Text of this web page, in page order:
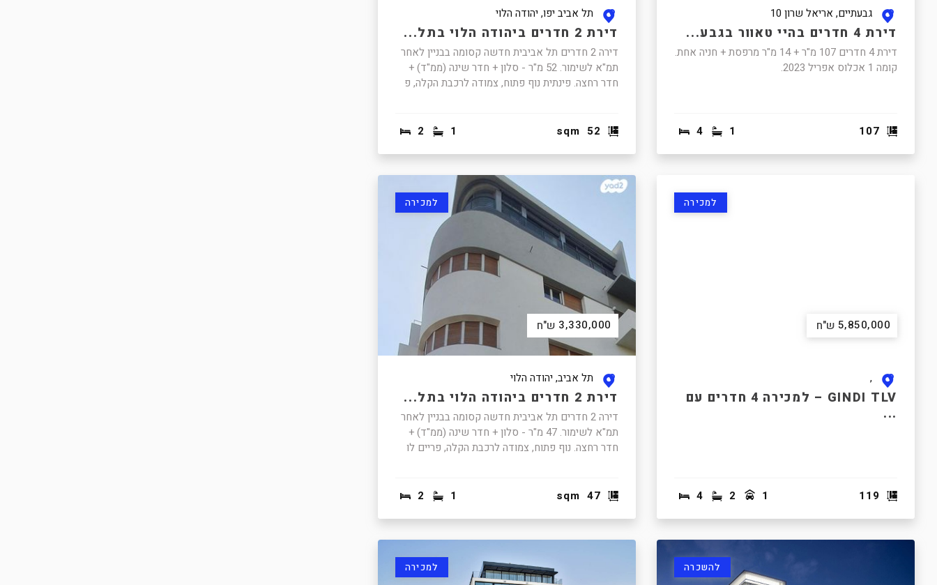
גבעתיים, אריאל שרון 10
דירת 4 חדרים בהיי טאוור בגבע...
דירת 4 חדרים 107 מ"ר + 14 מ"ר מרפסת + חניה אחת.
קומה 1 אכלוס אפריל 2023.
107
4 1
תל אביב יפו, יהודה הלוי
דירת 2 חדרים ביהודה הלוי בתל...
דירה 2 חדרים תל אביבית חדשה קסומה בבניין לאחר
תמ"א לשימור. 52 מ"ר - סלון + חדר שינה (ממ"ד) +
חדר רחצה. פינתית נוף פתוח, צמודה לרכבת הקלה, פ
sqm 52
2 1
למכירה
5,850,000 ש"ח
,
GINDI TLV – למכירה 4 חדרים עם
...
119
4 2 1
למכירה
3,330,000 ש"ח
תל אביב, יהודה הלוי
דירת 2 חדרים ביהודה הלוי בתל...
דירה 2 חדרים תל אביבית חדשה קסומה בבניין לאחר
תמ"א לשימור. 47 מ"ר - סלון + חדר שינה (ממ"ד) +
חדר רחצה. נוף פתוח, צמודה לרכבת הקלה, פריים לו
sqm 47
2 1
להשכרה למכירה